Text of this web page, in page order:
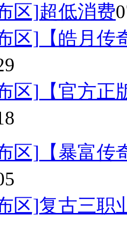
区]超低消费
区] 【皓月
区] 【官方
区] 【暴富
区]复古三职